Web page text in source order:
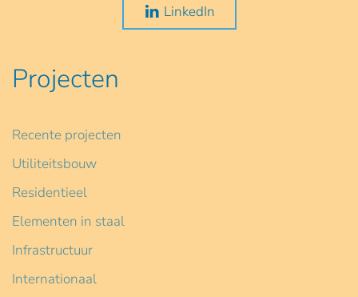
LinkedIn
Projecten
Recente projecten
Utiliteitsbouw
Residentieel
Elementen in staal
Infrastructuur
Internationaal